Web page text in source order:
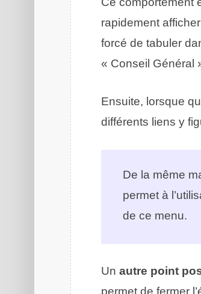
rapidement
forcé de tabuler
« Conseil Général
Ensuite, lorsque
différents liens y
De la même
permet à
de ce menu.
Un autre point